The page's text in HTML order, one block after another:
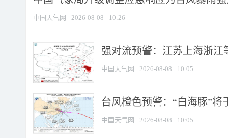
中国天气网 2026-08-08 10:26
强对流预警：江苏上海浙江
中国天气网 2026-08-08 10:05
台风橙色预警：“白海豚”将
中国天气网 2026-08-08 10:05